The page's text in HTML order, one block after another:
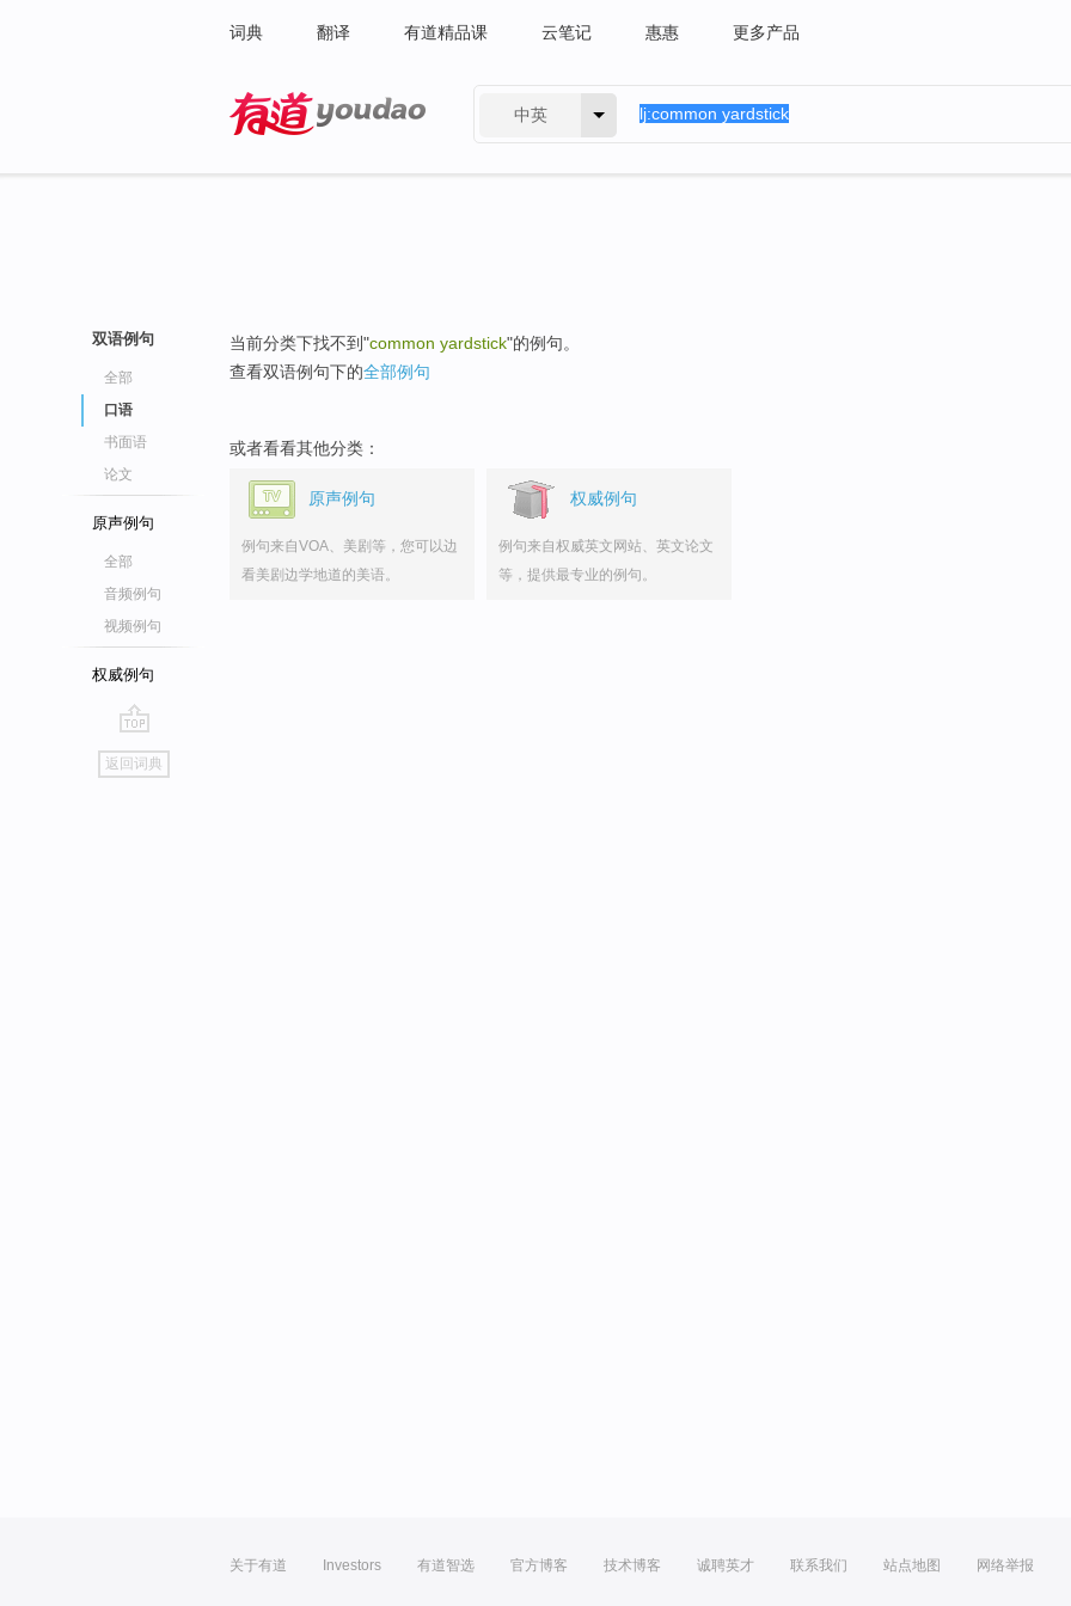
词典 翻译 有道精品课 云笔记 惠惠 更多产品
中英
双语例句
全部
口语
书面语
论文
原声例句
全部
音频例句
视频例句
权威例句
go
top
返回词典
当前分类下找不到"common yardstick"的例句。
查看双语例句下的全部例句
或者看看其他分类：
原声例句
例句来自VOA、美剧等，您可以边
看美剧边学地道的美语。
权威例句
例句来自权威英文网站、英文论文
等，提供最专业的例句。
关于有道 Investors 有道智选 官方博客 技术博客 诚聘英才 联系我们 站点地图 网络举报